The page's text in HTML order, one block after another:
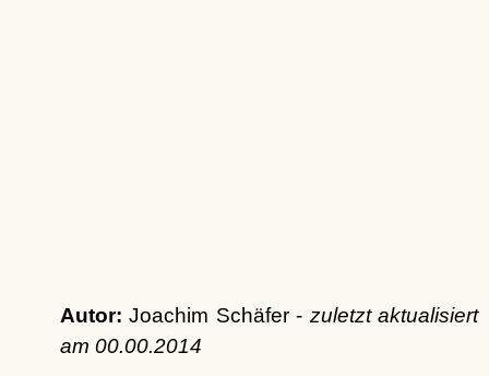
Autor: Joachim Schäfer - zuletzt aktualisiert
am 00.00.2014